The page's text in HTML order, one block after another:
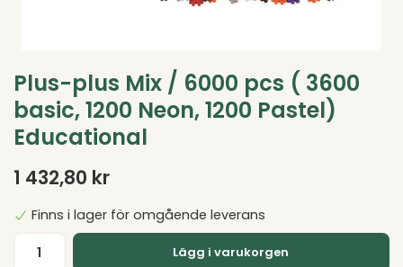
Plus-plus Mix / 6000 pcs ( 3600
basic, 1200 Neon, 1200 Pastel)
Educational
1 432,80 kr
Finns i lager för omgående leverans
Lägg i varukorgen